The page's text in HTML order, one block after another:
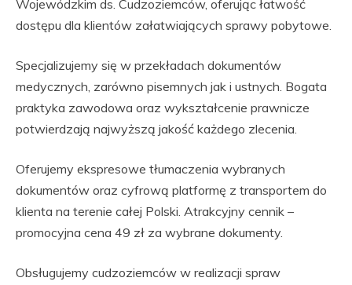
Wojewódzkim ds. Cudzoziemców, oferując łatwość
dostępu dla klientów załatwiających sprawy pobytowe.
Specjalizujemy się w przekładach dokumentów
medycznych, zarówno pisemnych jak i ustnych. Bogata
praktyka zawodowa oraz wykształcenie prawnicze
potwierdzają najwyższą jakość każdego zlecenia.
Oferujemy ekspresowe tłumaczenia wybranych
dokumentów oraz cyfrową platformę z transportem do
klienta na terenie całej Polski. Atrakcyjny cennik –
promocyjna cena 49 zł za wybrane dokumenty.
Obsługujemy cudzoziemców w realizacji spraw